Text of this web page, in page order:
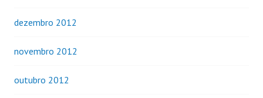
dezembro 2012
novembro 2012
outubro 2012